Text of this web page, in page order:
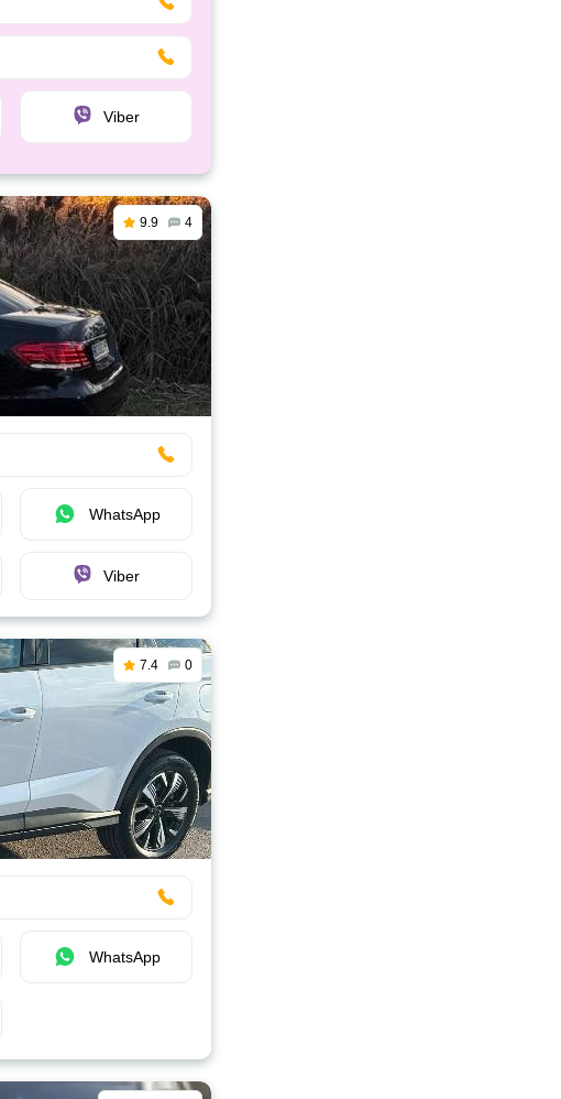
Viber
9.9 4
WhatsApp
Viber
7.4 0
WhatsApp